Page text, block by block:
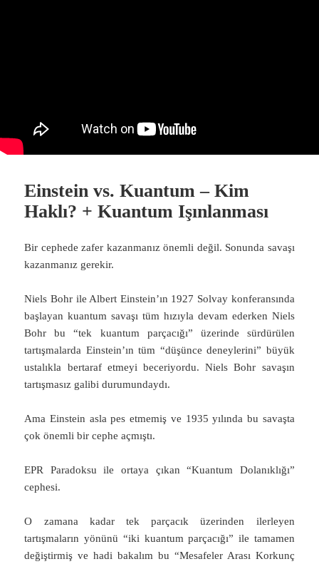
Einstein vs. Kuantum – Kim
Haklı? + Kuantum Işınlanması
Bir cephede zafer kazanmanız önemli değil. Sonunda savaşı
kazanmanız gerekir.
Niels Bohr ile Albert Einstein’ın 1927 Solvay konferansında
başlayan kuantum savaşı tüm hızıyla devam ederken Niels
Bohr bu “tek kuantum parçacığı” üzerinde sürdürülen
tartışmalarda Einstein’ın tüm “düşünce deneylerini” büyük
ustalıkla bertaraf etmeyi beceriyordu. Niels Bohr savaşın
tartışmasız galibi durumundaydı.
Ama Einstein asla pes etmemiş ve 1935 yılında bu savaşta
çok önemli bir cephe açmıştı.
EPR Paradoksu ile ortaya çıkan “Kuantum Dolanıklığı”
cephesi.
O zamana kadar tek parçacık üzerinden ilerleyen
tartışmaların yönünü “iki kuantum parçacığı” ile tamamen
değiştirmiş ve hadi bakalım bu “Mesafeler Arası Korkunç